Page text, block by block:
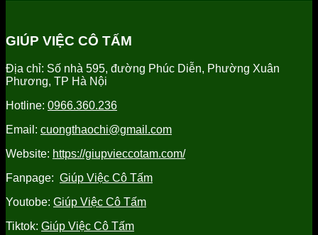
Hưng
tạiYên
GIÚP VIỆC CÔ TẤM
Địa chỉ: Số nhà 595, đường Phúc Diễn, Phường Xuân
Phương, TP Hà Nội
Hotline: 0966.360.236
Email: cuongthaochi@gmail.com
Website: https://giupvieccotam.com/
Fanpage: Giúp Việc Cô Tấm
Youtobe: Giúp Việc Cô Tấm
Tiktok: Giúp Việc Cô Tấm